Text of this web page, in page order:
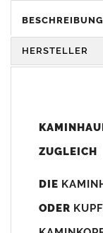
DIENEN
ELEMENT ZUR
Unsere
800mm x 740-
BESCHREIBUNG
HERSTELLER
ZUGLEICH
DIE
ODER